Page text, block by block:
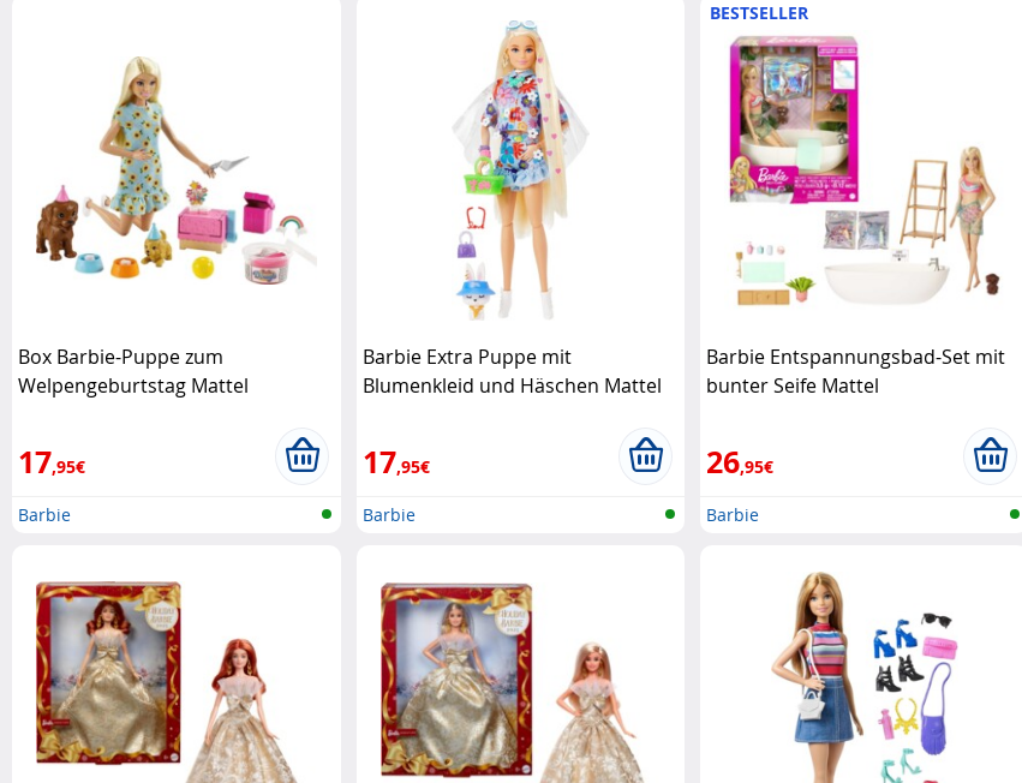
Box Barbie-Puppe zum
Welpengeburtstag Mattel
17,95€
Barbie
Barbie Extra Puppe mit
Blumenkleid und Häschen Mattel
17,95€
Barbie
BESTSELLER
Barbie Entspannungsbad-Set mit
bunter Seife Mattel
26,95€
Barbie